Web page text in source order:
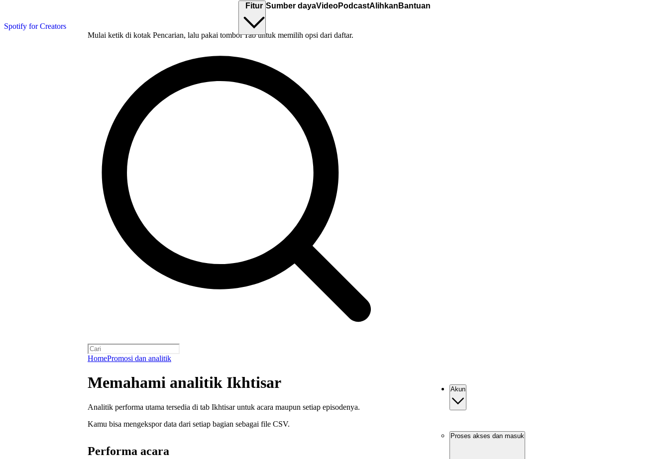
Spotify for Creators
Fitur Sumber dayaVideoPodcastAlihkan Bantuan
Mulai ketik di kotak Pencarian, lalu pakai tombol Tab untuk memilih opsi dari daftar.
HomePromosi dan analitik
Memahami analitik Ikhtisar
Analitik performa utama tersedia di tab Ikhtisar untuk acara maupun setiap episodenya.
Kamu bisa mengekspor data dari setiap bagian sebagai file CSV.
Performa acara
Akun
Proses akses dan masuk